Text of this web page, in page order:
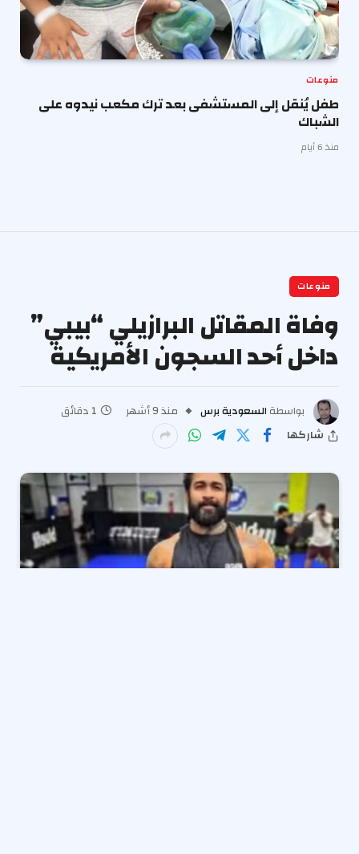
منوعات
طفل يُنقل إلى المستشفى بعد ترك مكعب نيدوه على
الشباك
منذ 6 أيام
منوعات
وفاة المقاتل البرازيلي “بيبي”
داخل أحد السجون الأمريكية
بواسطة السعودية برس منذ 9 أشهر
1 دقائق
شاركها